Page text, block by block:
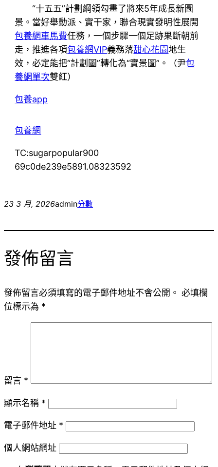
“十五五”計劃綱領勾畫了將來5年成長新圖
景。當好舉動派、實干家，聯合現實發明性展開
包養網車馬費任務，一個步驟一個足跡果斷朝前
走，推進各項包養網VIP義務落甜心花園地生
效，必定能把“計劃圖”轉化為“實景圖”。（尹包
養網單次雙紅）
包養app
包養網
TC:sugarpopular900
69c0de239e5891.08323592
23 3 月, 2026admin分數
發佈留言
發佈留言必須填寫的電子郵件地址不會公開。 必填欄
位標示為 *
留言 *
顯示名稱 *
電子郵件地址 *
個人網站網址